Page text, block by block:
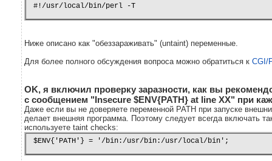
#!/usr/local/bin/perl -T
Ниже описано как "обеззараживать" (untaint) переменные.
Для более полного обсуждения вопроса можно обратиться к CGI/
OK, я включил проверку заразности, как вы
с сообщением "Insecure $ENV{PATH} at line XX" при
Даже если вы не доверяете переменной PATH при запуске
делает внешняя программа. Поэтому следует всегда включать
используете taint checks:
$ENV{'PATH'} = '/bin:/usr/bin:/usr/local/bin';